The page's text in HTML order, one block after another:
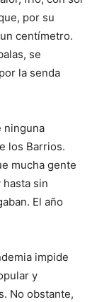
por su
centímetro.
se
la senda
ninguna
los Barrios.
mucha gente
sin
El año
impide
y
No obstante,